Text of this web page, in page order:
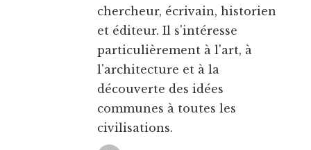
chercheur, écrivain, historien
et éditeur. Il s'intéresse
particulièrement à l'art, à
l'architecture et à la
découverte des idées
communes à toutes les
civilisations.